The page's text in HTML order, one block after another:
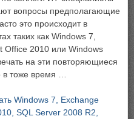
вопросы предполагающие
это происходит в
таких как Windows 7,
Office 2010 или Windows
на эти повторяющиеся
тоже время …
Windows 7, Exchange
SQL Server 2008 R2,